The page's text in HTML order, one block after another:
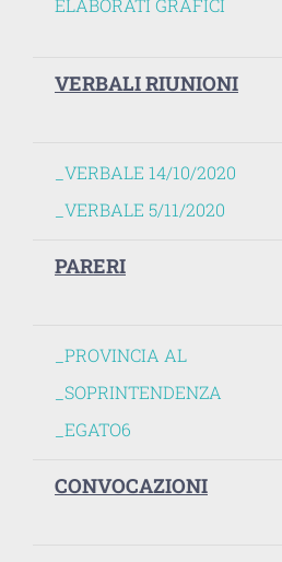
ELABORATI GRAFICI
VERBALI RIUNIONI
_VERBALE 14/10/2020
_VERBALE 5/11/2020
PARERI
_PROVINCIA AL
_SOPRINTENDENZA
_EGATO6
CONVOCAZIONI